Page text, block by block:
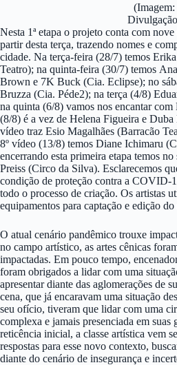
(Imagem:
Nesta 1ª etapa o projeto conta com
partir desta terça, trazendo nomes e
cidade. Na terça-feira (28/7) temos
Teatro); na quinta-feira (30/7) temos
Brown e 7K Buck (Cia. Eclipse); no
Bruzza (Cia. Péde2); na terça (4/8)
na quinta (6/8) vamos nos encantar
(8/8) é a vez de Helena Figueira e
vídeo traz Esio Magalhães (Barracão
8º vídeo (13/8) temos Diane Ichimaru
encerrando esta primeira etapa temos
Preiss (Circo da Silva). Esclarecemos
condição de proteção contra a COVID-
todo o processo de criação. Os artistas
equipamentos para captação e edição
O atual cenário pandêmico trouxe
no campo artístico, as artes cênicas
impactadas. Em pouco tempo,
foram obrigados a lidar com uma
apresentar diante das aglomerações de
cena, que já encaravam uma situação
seu ofício, tiveram que lidar com uma
complexa e jamais presenciada em suas
reticência inicial, a classe artística vem
respostas para esse novo contexto,
diante do cenário de insegurança e